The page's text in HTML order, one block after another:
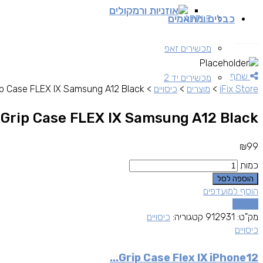
אוזניות ורמקולים
APPLE
מכשירים זאפ
מכשירים יד 2
כבלים ומתאמים
שתף
iFix Store
> מוצרים > כיסויים >
Case FLEX IX Samsung A12 Black
Grip Case FLEX IX Samsung A12 Black
₪99
כמות
הוספה לסל
הוסף למועדפים
מק"ט: 912931 קטגוריה: כיסויים
כיסויים
Grip Case Flex IX iPhone12...